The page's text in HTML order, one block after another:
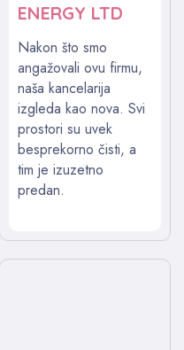
ENERGY LTD
Nakon što smo
angažovali ovu firmu,
naša kancelarija
izgleda kao nova. Svi
prostori su uvek
besprekorno čisti, a
tim je izuzetno
predan.